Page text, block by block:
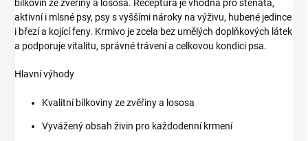
bílkovin ze zvěřiny a lososa. Receptura je vhodná pro štěňata,
aktivní i mlsné psy, psy s vyššími nároky na výživu, hubené jedince
i březí a kojící feny. Krmivo je zcela bez umělých doplňkových látek
a podporuje vitalitu, správné trávení a celkovou kondici psa.
Hlavní výhody
Kvalitní bílkoviny ze zvěřiny a lososa
Vyvážený obsah živin pro každodenní krmení